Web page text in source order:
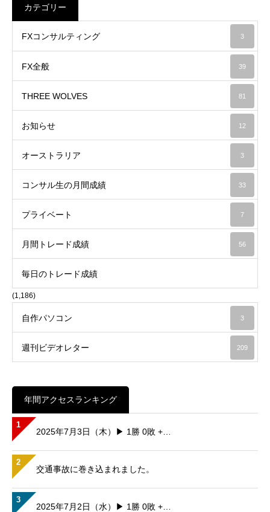
カテゴリー
FXコンサルティング 3
FX全般 39
THREE WOLVES 81
お知らせ 12
オーストラリア 3
コンサル生の月間成績 33
プライベート 7
月間トレード成績 56
毎日のトレード成績
(1,186)
自作パソコン 3
週刊ビデオレター 209
年間アクセスランキング
1
2025年7月3日（木）▶ 1勝 0敗 +…
2
交通事故に巻き込まれました。
3
2025年7月2日（水）▶ 1勝 0敗 +…